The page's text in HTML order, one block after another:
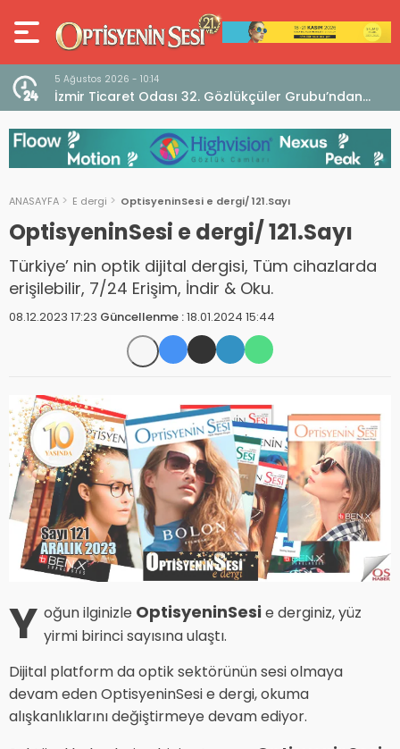
5 Ağustos 2026 - 10:14
İzmir Ticaret Odası 32. Gözlükçüler Grubu’ndan
TEBD II DigitaliSME Dijital Dönüşüm Projesi açıklaması
ANASAYFA E dergi OptisyeninSesi e dergi/ 121.Sayı
OptisyeninSesi e dergi/ 121.Sayı
Türkiye’ nin optik dijital dergisi, Tüm cihazlarda
erişilebilir, 7/24 Erişim, İndir & Oku.
08.12.2023 17:23 Güncellenme :18.01.2024 15:44
Y oğun ilginizle OptisyeninSesi e derginiz, yüz
yirmi birinci sayısına ulaştı.
Dijital platform da optik sektörünün sesi olmaya
devam eden OptisyeninSesi e dergi, okuma
alışkanlıklarını değiştirmeye devam ediyor.